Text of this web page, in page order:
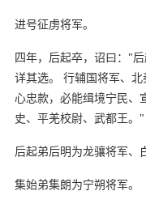
进号征虏将军。
四年，后起卒，诏曰："
详其选。 行辅国将军、
心忠款，必能缉境宁民、
史、平羌校尉、武都王。"
后起弟后明为龙骧将军、
集始弟集朗为宁朔将军。